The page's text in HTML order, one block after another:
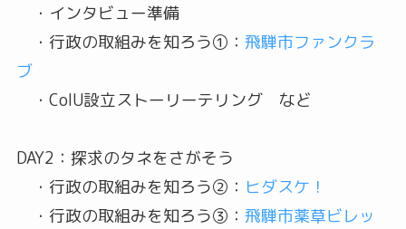
・インタビュー準備
・行政の取組みを知ろう①： 飛騨市ファンクラ
ブ
・CoIU設立ストーリーテリング など
DAY2：探求のタネをさがそう
・行政の取組みを知ろう②： ヒダスケ！
・行政の取組みを知ろう③： 飛騨市薬草ビレッ